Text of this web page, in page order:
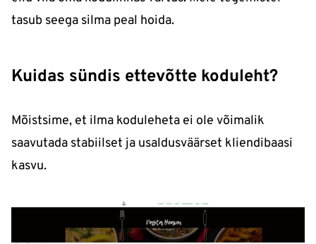
tasub seega silma peal hoida.
Kuidas sündis ettevõtte koduleht?
Mõistsime, et ilma koduleheta ei ole võimalik
saavutada stabiilset ja usaldusväärset kliendibaasi
kasvu.